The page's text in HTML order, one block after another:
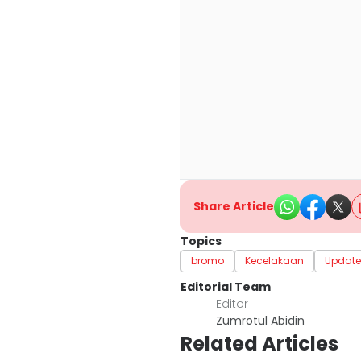
Share Article
Topics
bromo Kecelakaan
Editorial Team
Editor
Zumrotul Abidin
Related Articles